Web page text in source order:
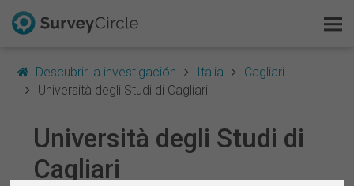
Descubrir la investigación Italia
Cagliari
Università degli Studi di Cagliari
Università degli Studi di
Cagliari
Esto es SurveyCircle
Survey Ranking